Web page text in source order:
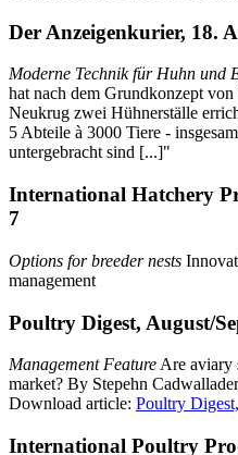
Der Anzeigenkurier, 18.
Moderne Technik für Huhn und
hat nach dem Grundkonzept
Neukrug zwei Hühnerställe
5 Abteile à 3000 Tiere -
untergebracht sind [...]"
International Hatchery
7
Options for breeder nests
management
Poultry Digest, August/
Management Feature Are aviary
market? By Stepehn
Download article: Poultry
International Poultry